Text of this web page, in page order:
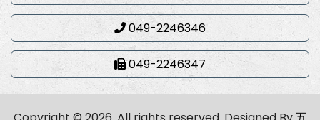
049-2246346
049-2246347